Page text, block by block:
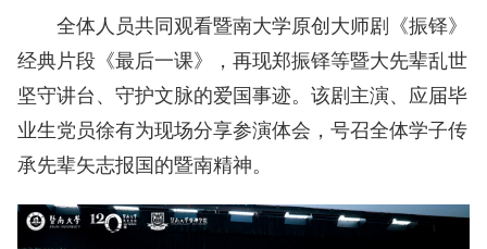
全体人员共同观看暨南大学原创大师剧《振铎》
经典片段《最后一课》，再现郑振铎等暨大先辈乱世
坚守讲台、守护文脉的爱国事迹。该剧主演、应届毕
业生党员徐有为现场分享参演体会，号召全体学子传
承先辈矢志报国的暨南精神。